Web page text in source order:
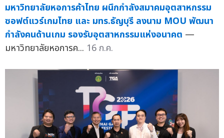
มหาวิทยาลัยหอการค้าไทย ผนึกกำลังสมาคมอุตสาหกรรม
ซอฟต์แวร์เกมไทย และ มทร.ธัญบุรี ลงนาม MOU พัฒนา
กำลังคนด้านเกม รองรับอุตสาหกรรมแห่งอนาคต —
มหาวิทยาลัยหอการค... 16 ก.ค.